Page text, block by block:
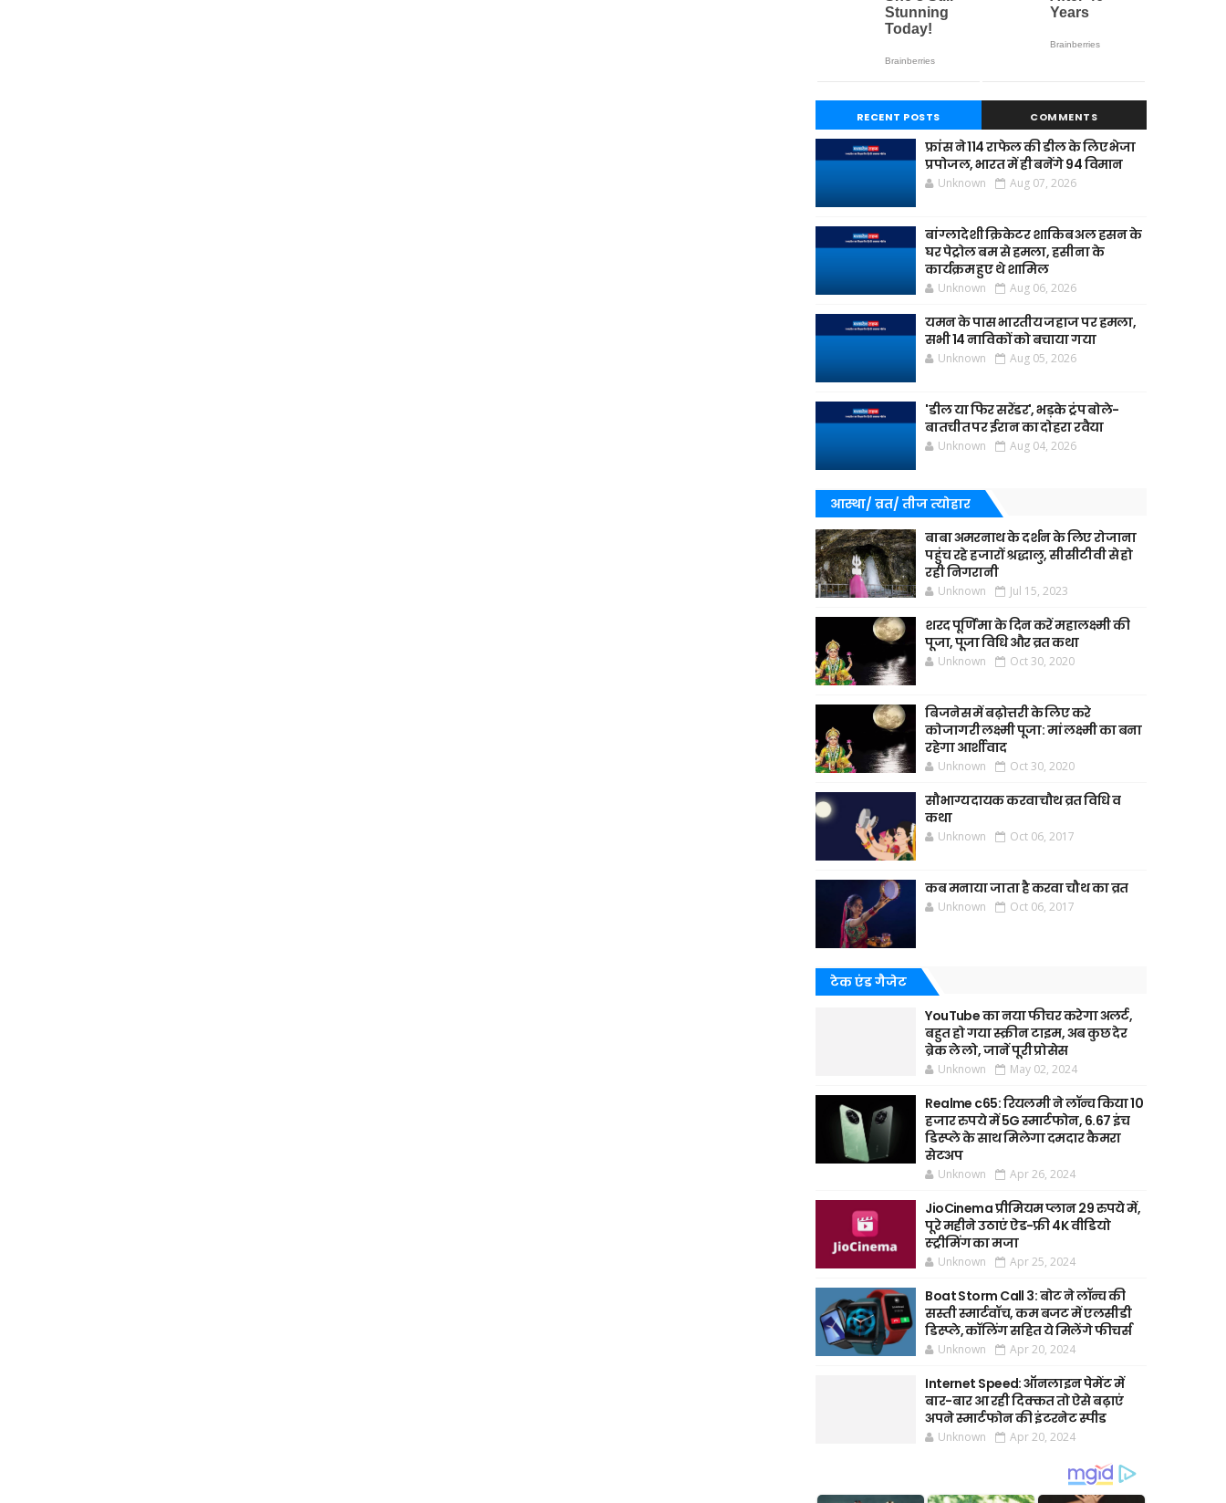
RECENT POSTS COMMENTS
फ्रांस ने 114 राफेल की डील के लिए भेजा
प्रपोजल, भारत में ही बनेंगे 94 विमान
Unknown Aug 07, 2026
बांग्लादेशी क्रिकेटर शाकिब अल हसन के
घर पेट्रोल बम से हमला, हसीना के
कार्यक्रम हुए थे शामिल
Unknown Aug 06, 2026
यमन के पास भारतीय जहाज पर हमला,
सभी 14 नाविकों को बचाया गया
Unknown Aug 05, 2026
'डील या फिर सरेंडर', भड़के ट्रंप बोले-
बातचीत पर ईरान का दोहरा रवैया
Unknown Aug 04, 2026
आस्था/ व्रत/ तीज त्‍योहार
बाबा अमरनाथ के दर्शन के लिए रोजाना
पहुंच रहे हजारों श्रद्धालु, सीसीटीवी से हो
रही निगरानी
Unknown Jul 15, 2023
शरद पूर्णिमा के दिन करें महालक्ष्मी की
पूजा, पूजा विधि और व्रत कथा
Unknown Oct 30, 2020
बिजनेस में बढ़ोत्तरी के लिए करे
कोजागरी लक्ष्मी पूजा: मां लक्ष्मी का बना
रहेगा आर्शीवाद
Unknown Oct 30, 2020
सौभाग्यदायक करवाचौथ व्रत विधि व
कथा
Unknown Oct 06, 2017
कब मनाया जाता है करवा चौथ का व्रत
Unknown Oct 06, 2017
टेक एंड गैजेट
YouTube का नया फीचर करेगा अलर्ट,
बहुत हो गया स्क्रीन टाइम, अब कुछ देर
ब्रेक ले लो, जानें पूरी प्रोसेस
Unknown May 02, 2024
Realme c65: रियलमी ने लॉन्च किया 10
हजार रुपये में 5G स्मार्टफोन, 6.67 इंच
डिस्प्ले के साथ मिलेगा दमदार कैमरा
सेटअप
Unknown Apr 26, 2024
JioCinema प्रीमियम प्लान 29 रुपये में,
पूरे महीने उठाएं ऐड-फ्री 4K वीडियो
स्ट्रीमिंग का मजा
Unknown Apr 25, 2024
Boat Storm Call 3: बोट ने लॉन्च की
सस्ती स्मार्टवॉच, कम बजट में एलसीडी
डिस्प्ले, कॉलिंग सहित ये मिलेंगे फीचर्स
Unknown Apr 20, 2024
Internet Speed: ऑनलाइन पेमेंट में
बार-बार आ रही दिक्कत तो ऐसे बढ़ाएं
अपने स्मार्टफोन की इंटरनेट स्पीड
Unknown Apr 20, 2024